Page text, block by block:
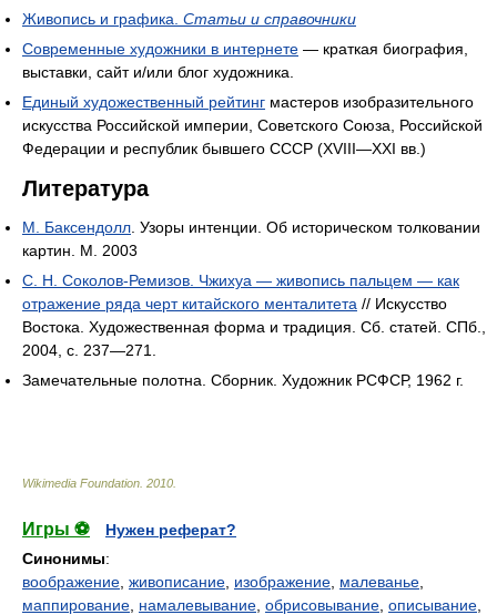
Живопись и графика. Статьи и справочники
Современные художники в интернете — краткая биография,
выставки, сайт и/или блог художника.
Единый художественный рейтинг мастеров изобразительного
искусства Российской империи, Советского Союза, Российской
Федерации и республик бывшего СССР (XVIII—XXI вв.)
Литература
М. Баксендолл . Узоры интенции. Об историческом толковании
картин. М. 2003
С. Н. Соколов-Ремизов. Чжихуа — живопись пальцем — как
отражение ряда черт китайского менталитета // Искусство
Востока. Художественная форма и традиция. Сб. статей. СПб.,
2004, с. 237—271.
Замечательные полотна. Сборник. Художник РСФСР, 1962 г.
Wikimedia Foundation 2010
Игры ⚽
Нужен реферат?
Синонимы:
воображение живописание изображение малеванье
маппирование намалевывание обрисовывание описывание